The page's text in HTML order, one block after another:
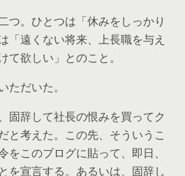
つ。ひとつは「休みをしっかり
「遠くない将来、上長職を与え
て欲しい」とのこと。
ただいた。
固辞して社長の恨みを買ってク
と考えた。この先、そういうこ
をこのブログに貼って、即日、
を宣言する。あるいは、固辞し